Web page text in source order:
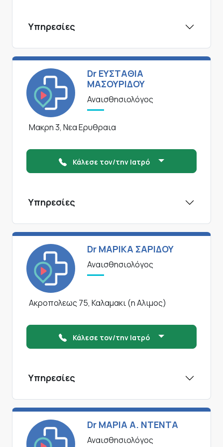
Υπηρεσίες
Dr ΕΥΣΤΑΘΙΑ
ΜΑΣΟΥΡΙΔΟΥ
Αναισθησιολόγος
Μακρη 3, Νεα Ερυθραια
Κάλεσε τον/την Ιατρό
Υπηρεσίες
Dr ΜΑΡΙΚΑ ΣΑΡΙΔΟΥ
Αναισθησιολόγος
Ακροπολεως 75, Καλαμακι (η Αλιμος)
Κάλεσε τον/την Ιατρό
Υπηρεσίες
Dr ΜΑΡΙΑ Α. ΝΤΕΝΤΑ
Αναισθησιολόγος